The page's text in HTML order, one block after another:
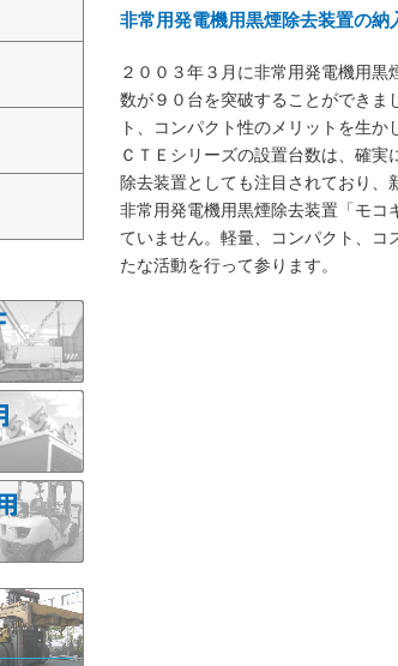
非常用発電機用黒煙除去装置の納
２００３年３月に非常用発電機用
数が９０台を突破することができま
ト、コンパクト性のメリットを生
ＣＴＥシリーズの設置台数は、確
除去装置としても注目されており、
非常用発電機用黒煙除去装置「モコ
ていません。軽量、コンパクト、
たな活動を行って参ります。